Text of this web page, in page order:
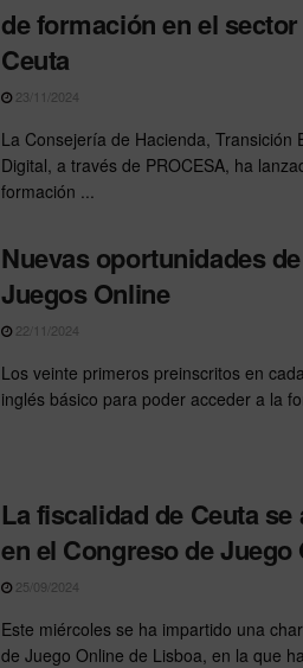
de formación en el
Ceuta
23/11/2024
La Consejería de Hacienda, Transición
Digital, a través de PROCESA, ha
formación ...
Nuevas oportunidades
Juegos Online
22/11/2024
Los veinte primeros preinscritos en
inglés básico para poder acceder a la
La fiscalidad de Ceuta
en el Congreso de
25/09/2024
Este miércoles se ha impartido una
de Juego Online de Lisboa, en la que